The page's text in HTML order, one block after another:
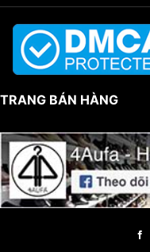
TRANG BÁN HÀNG